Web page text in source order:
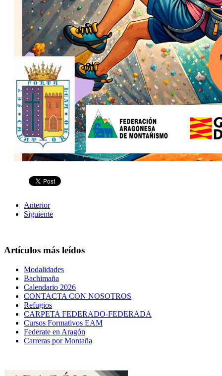
Anterior
Siguiente
Artículos más leídos
Modalidades
Bachimaña
Calendario 2026
CONTACTA CON NOSOTROS
Refugios
CARPETA FEDERADO-FEDERADA
Cursos Formativos EAM
Federate en Aragón
Carreras por Montaña